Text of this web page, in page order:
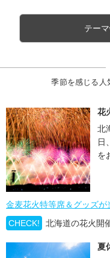
テー
季節を感じる人
花
北
日
を
金麦花火特等席＆グッズが
CHECK!
北海道の花火開
夏